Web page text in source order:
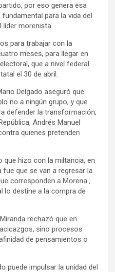
por eso genera esa
para la vida del
líder morenista.
para trabajar con la
meses, para llegar en
que a nivel federal
el 30 de abril.
Delgado aseguró que
no a ningún grupo, y que
defender la transformación,
Andrés Manuel
quienes pretenden
hizo con la miltancia, en
fue que se van a regresar la
corresponden a Morena ,
lo destine a la compra de
rechazó que en
sino procesos
de pensamientos o
puede impulsar la unidad del